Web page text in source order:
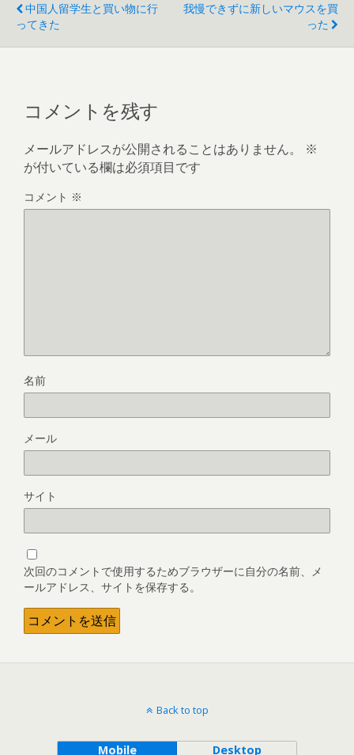
中国人留学生と買い物に行
ってきた
我慢できずに新しいマウスを買
った
コメントを残す
メールアドレスが公開されることはありません。
※
が付いている欄は必須項目です
コメント ※
名前
メール
サイト
次回のコメントで使用するためブラウザーに自分の名前、メ
ールアドレス、サイトを保存する。
Back to top
Mobile Desktop